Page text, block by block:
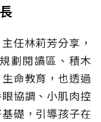
任林莉芳分享，
劃閱讀區、積木
命教育，也透過
協調、小肌肉控
礎，引導孩子在